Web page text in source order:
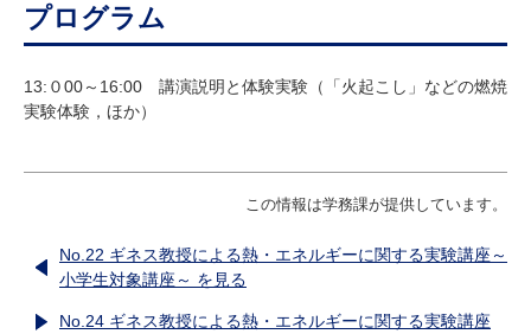
プログラム
13:０00～16:00 講演説明と体験実験（「火起こし」などの燃焼
実験体験，ほか）
この情報は学務課が提供しています。
No.22 ギネス教授による熱・エネルギーに関する実験講座～
小学生対象講座～ を見る
No.24 ギネス教授による熱・エネルギーに関する実験講座